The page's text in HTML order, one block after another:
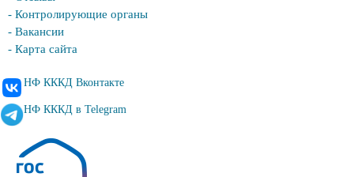
- Контролирующие органы
- Вакансии
- Карта сайта
НФ КККД Вконтакте
НФ КККД в Telegram